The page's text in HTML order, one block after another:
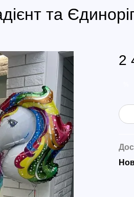
та
2